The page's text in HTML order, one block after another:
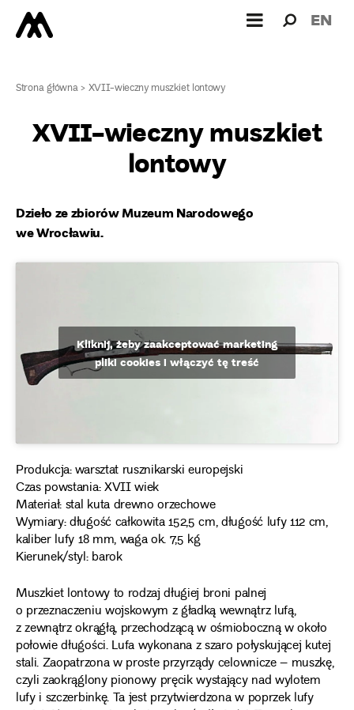
dla: EN
Strona główna>XVII-wieczny muszkiet lontowy
XVII-wieczny muszkiet
lontowy
Dzieło ze zbiorów Muzeum Narodowego
we Wrocławiu.
Kliknij, żeby zaakceptować marketing
pliki cookies i włączyć tę treść
Produkcja: warsztat rusznikarski europejski
Czas powstania: XVII wiek
Materiał: stal kuta drewno orzechowe
Wymiary: długość całkowita 152,5 cm, długość lufy 112 cm,
kaliber lufy 18 mm, waga ok. 7,5 kg
Kierunek/styl: barok
Muszkiet lontowy to rodzaj długiej broni palnej
o przeznaczeniu wojskowym z gładką wewnątrz lufą,
z zewnątrz okrągłą, przechodzącą w ośmioboczną w około
połowie długości. Lufa wykonana z szaro połyskującej kutej
stali. Zaopatrzona w proste przyrządy celownicze – muszkę,
czyli zaokrąglony pionowy pręcik wystający nad wylotem
lufy i szczerbinkę. Ta jest przytwierdzona w poprzek lufy